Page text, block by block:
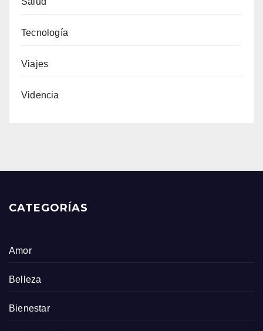
Tecnología
Viajes
Videncia
CATEGORÍAS
Amor
Belleza
Bienestar